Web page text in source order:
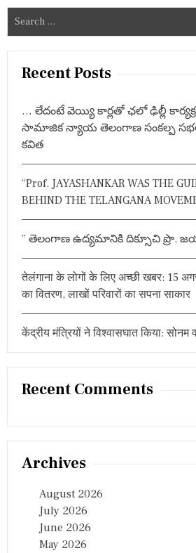
e
a
Recent Posts
… లేదంటే వెయ్యి కార్లతో ఛలో ఢిల్లీ
సామాజిక న్యాయ తెలంగాణ సంకల్ప సభలో
కవిత
“Prof. JAYASHANKAR WAS THE
BEHIND THE TELANGANA
” తెలంగాణ ఉద్యమానికి దిక్సూచి ప్రొ.
तेलंगाना के लोगों के लिए अच्छी खबर: 15
का वितरण, लाखों परिवारों का सपना साकार
केंद्रीय मंत्रियों ने विश्वासघात किया: सोनम
Recent Comments
Archives
August 2026
July 2026
June 2026
May 2026